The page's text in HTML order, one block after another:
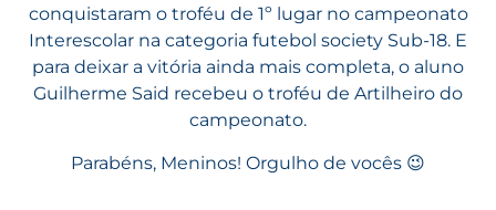
conquistaram o troféu de 1º lugar no campeonato
Interescolar na categoria futebol society Sub-18. E
para deixar a vitória ainda mais completa, o aluno
Guilherme Said recebeu o troféu de Artilheiro do
campeonato.
Parabéns, Meninos! Orgulho de vocês 😉